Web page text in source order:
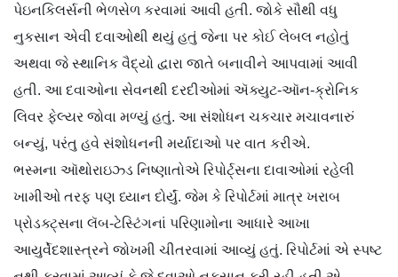
પેઇનકિલર્સની ભેળસેળ કરવામાં આવી હતી. જોકે સૌથી વધુ
નુકસાન એવી દવાઓથી થયું હતું જેના પર કોઈ લેબલ નહોતું
અથવા જે સ્થાનિક વૈદ્યો દ્વારા જાતે બનાવીને આપવામાં આવી
હતી. આ દવાઓના સેવનથી દરદીઓમાં ઍક્યુટ-ઑન-ક્રોનિક
લિવર ફેલ્યર જોવા મળ્યું હતું. આ સંશોધન ચકચાર મચાવનારું
બન્યું, પરંતુ હવે સંશોધનની મર્યાદાઓ પર વાત કરીએ.
ભસ્મના ઑથોરાઇઝ્ડ નિષ્ણાતોએ રિપોર્ટ્સના દાવાઓમાં રહેલી
ખામીઓ તરફ પણ ધ્યાન દોર્યું. જેમ કે રિપોર્ટમાં માત્ર ખરાબ
પ્રોડક્ટ્સના લૅબ-ટેસ્ટિંગનાં પરિણામોના આધારે આખા
આયુર્વેદશાસ્ત્રને જોખમી ચીતરવામાં આવ્યું હતું. રિપોર્ટમાં એ સ્પષ્ટ